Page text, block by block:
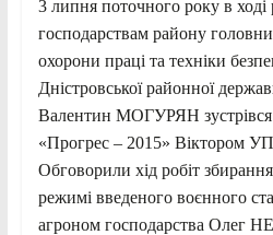
3 липня поточного року в ході
господарствам району
охорони праці та техніки
Дністровської районної
Валентин МОГУРЯН зустрівся
«Прогрес – 2015»
Обговорили хід робіт
режимі введеного воєнного
агроном господарства Олег